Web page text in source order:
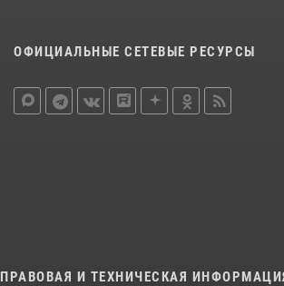
ОФИЦИАЛЬНЫЕ СЕТЕВЫЕ РЕСУРСЫ
ПРАВОВАЯ И ТЕХНИЧЕСКАЯ